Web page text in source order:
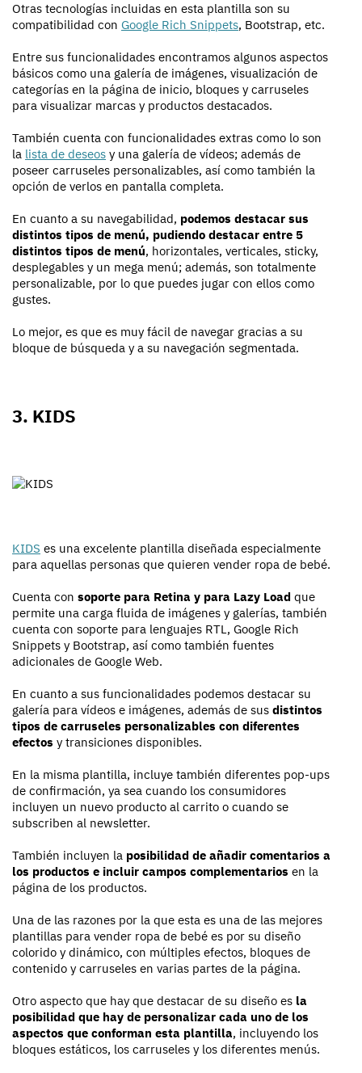
Otras tecnologías incluidas en esta plantilla son su
compatibilidad con Google Rich Snippets, Bootstrap, etc.
Entre sus funcionalidades encontramos algunos aspectos
básicos como una galería de imágenes, visualización de
categorías en la página de inicio, bloques y carruseles
para visualizar marcas y productos destacados.
También cuenta con funcionalidades extras como lo son
la lista de deseos y una galería de vídeos; además de
poseer carruseles personalizables, así como también la
opción de verlos en pantalla completa.
En cuanto a su navegabilidad, podemos destacar sus
distintos tipos de menú, pudiendo destacar entre 5
distintos tipos de menú, horizontales, verticales, sticky,
desplegables y un mega menú; además, son totalmente
personalizable, por lo que puedes jugar con ellos como
gustes.
Lo mejor, es que es muy fácil de navegar gracias a su
bloque de búsqueda y a su navegación segmentada.
3. KIDS
KIDS es una excelente plantilla diseñada especialmente
para aquellas personas que quieren vender ropa de bebé.
Cuenta con soporte para Retina y para Lazy Load que
permite una carga fluida de imágenes y galerías, también
cuenta con soporte para lenguajes RTL, Google Rich
Snippets y Bootstrap, así como también fuentes
adicionales de Google Web.
En cuanto a sus funcionalidades podemos destacar su
galería para vídeos e imágenes, además de sus distintos
tipos de carruseles personalizables con diferentes
efectos y transiciones disponibles.
En la misma plantilla, incluye también diferentes pop-ups
de confirmación, ya sea cuando los consumidores
incluyen un nuevo producto al carrito o cuando se
subscriben al newsletter.
También incluyen la posibilidad de añadir comentarios a
los productos e incluir campos complementarios en la
página de los productos.
Una de las razones por la que esta es una de las mejores
plantillas para vender ropa de bebé es por su diseño
colorido y dinámico, con múltiples efectos, bloques de
contenido y carruseles en varias partes de la página.
Otro aspecto que hay que destacar de su diseño es la
posibilidad que hay de personalizar cada uno de los
aspectos que conforman esta plantilla, incluyendo los
bloques estáticos, los carruseles y los diferentes menús.